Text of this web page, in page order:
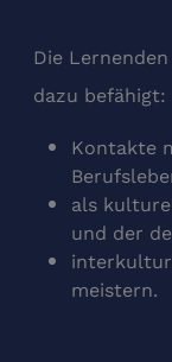
Die
dazu befähigt:
Kontakte
als
und der
meistern.